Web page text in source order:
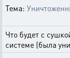
Тема:
Что будет с
системе (была